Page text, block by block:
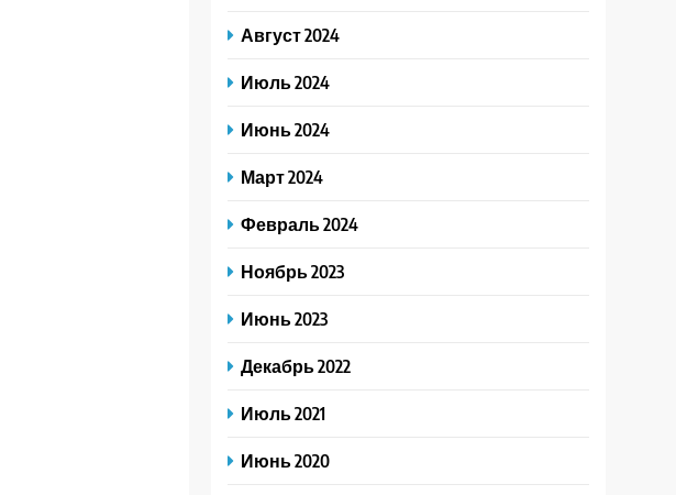
Август 2024
Июль 2024
Июнь 2024
Март 2024
Февраль 2024
Ноябрь 2023
Июнь 2023
Декабрь 2022
Июль 2021
Июнь 2020